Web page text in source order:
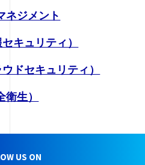
ネジメント
キュリティ）
ドセキュリティ）
生）
US ON